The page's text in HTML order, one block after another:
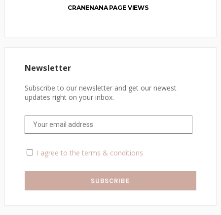
CRANENANA PAGE VIEWS
Newsletter
Subscribe to our newsletter and get our newest
updates right on your inbox.
I agree to the terms & conditions